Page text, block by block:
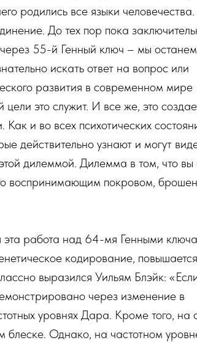
родились все языки человечества.
До тех пор пока
55-й Генный ключ – мы
искать ответ на вопрос или
развития в современном мире
это служит. И все же, это
и во всех психотических
действительно узнают и могут
дилеммой. Дилемма в том, что вы
воспринимающим покровом,
эта работа над 64-мя Генными
кодирование,
выразился Уильям Блэйк:
через изменение в
уровнях Дара. Кроме того, на
блеске. Однако, на частотном